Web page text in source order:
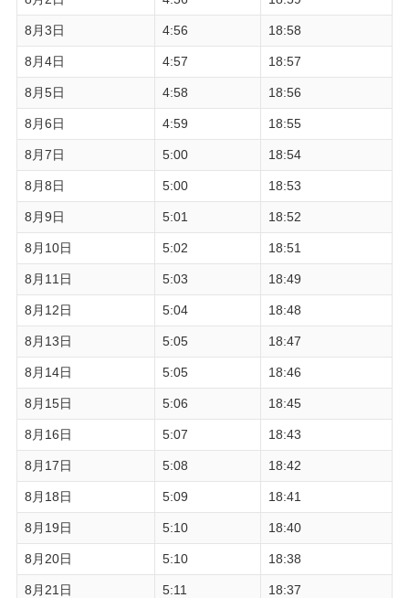
8月3日 4:56 18:58
8月4日 4:57 18:57
8月5日 4:58 18:56
8月6日 4:59 18:55
8月7日 5:00 18:54
8月8日 5:00 18:53
8月9日 5:01 18:52
8月10日 5:02 18:51
8月11日 5:03 18:49
8月12日 5:04 18:48
8月13日 5:05 18:47
8月14日 5:05 18:46
8月15日 5:06 18:45
8月16日 5:07 18:43
8月17日 5:08 18:42
8月18日 5:09 18:41
8月19日 5:10 18:40
8月20日 5:10 18:38
8月21日 5:11 18:37